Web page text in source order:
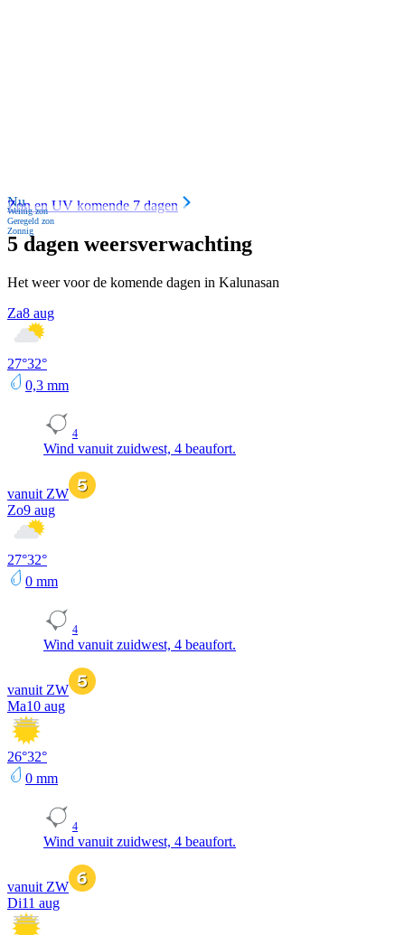
Nu
Weinig zon
Geregeld zon
Zonnig
Zon en UV komende 7 dagen
5 dagen weersverwachting
Het weer voor de komende dagen in Kalunasan
Za8 aug
27°32°
0,3 mm
4
Wind vanuit zuidwest, 4 beaufort.
vanuit ZW
Zo9 aug
27°32°
0 mm
4
Wind vanuit zuidwest, 4 beaufort.
vanuit ZW
Ma10 aug
26°32°
0 mm
4
Wind vanuit zuidwest, 4 beaufort.
vanuit ZW
Di11 aug